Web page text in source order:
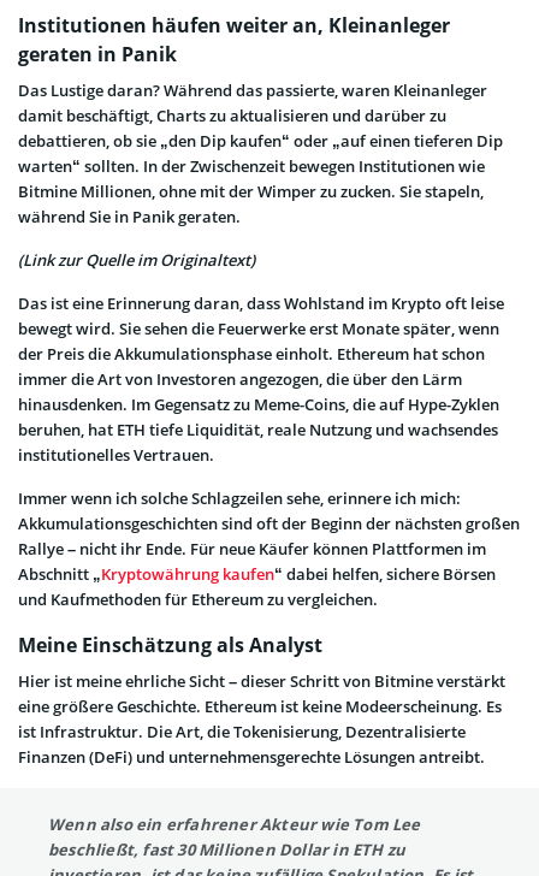
Institutionen häufen weiter an, Kleinanleger
geraten in Panik
Das Lustige daran? Während das passierte, waren Kleinanleger
damit beschäftigt, Charts zu aktualisieren und darüber zu
debattieren, ob sie „den Dip kaufen“ oder „auf einen tieferen Dip
warten“ sollten. In der Zwischenzeit bewegen Institutionen wie
Bitmine Millionen, ohne mit der Wimper zu zucken. Sie stapeln,
während Sie in Panik geraten.
(Link zur Quelle im Originaltext)
Das ist eine Erinnerung daran, dass Wohlstand im Krypto oft leise
bewegt wird. Sie sehen die Feuerwerke erst Monate später, wenn
der Preis die Akkumulationsphase einholt. Ethereum hat schon
immer die Art von Investoren angezogen, die über den Lärm
hinausdenken. Im Gegensatz zu Meme-Coins, die auf Hype-Zyklen
beruhen, hat ETH tiefe Liquidität, reale Nutzung und wachsendes
institutionelles Vertrauen.
Immer wenn ich solche Schlagzeilen sehe, erinnere ich mich:
Akkumulationsgeschichten sind oft der Beginn der nächsten großen
Rallye – nicht ihr Ende. Für neue Käufer können Plattformen im
Abschnitt „Kryptowährung kaufen“ dabei helfen, sichere Börsen
und Kaufmethoden für Ethereum zu vergleichen.
Meine Einschätzung als Analyst
Hier ist meine ehrliche Sicht – dieser Schritt von Bitmine verstärkt
eine größere Geschichte. Ethereum ist keine Modeerscheinung. Es
ist Infrastruktur. Die Art, die Tokenisierung, Dezentralisierte
Finanzen (DeFi) und unternehmensgerechte Lösungen antreibt.
Wenn also ein erfahrener Akteur wie Tom Lee
beschließt, fast 30 Millionen Dollar in ETH zu